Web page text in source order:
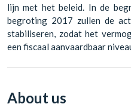
lijn met het beleid. In de
begroting 2017 zullen de
stabiliseren, zodat het
een fiscaal aanvaardbaar
About us